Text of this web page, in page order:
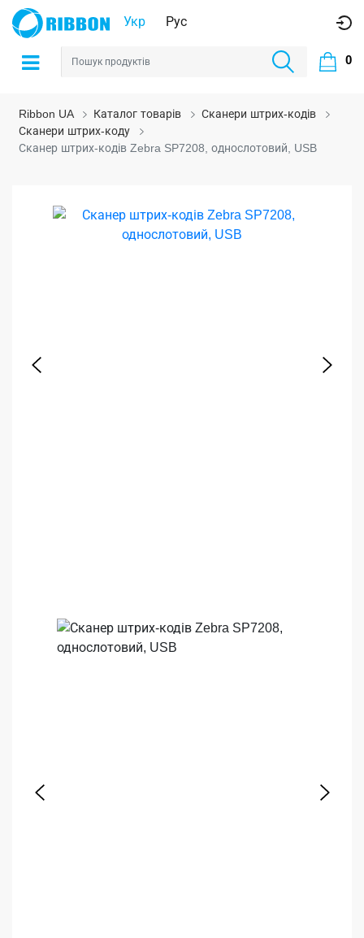
Укр Рус
0
Ribbon UA Каталог товарів
Сканери штрих-кодів
Сканери штрих-коду
Сканер штрих-кодів Zebra SP7208, однослотовий, USB